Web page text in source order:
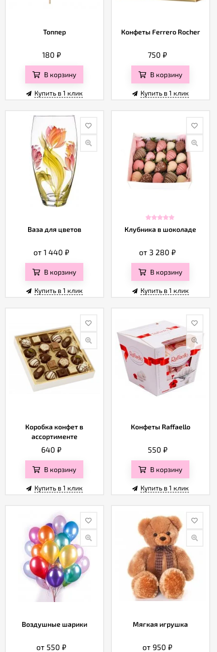
Топпер
180 ₽
В корзину
Купить в 1 клик
Конфеты Ferrero Rocher
750₽
В корзину
Купить в 1 клик
Ваза для цветов
от 1 440₽
В корзину
Купить в 1 клик
Клубника в шоколаде
от 3 280₽
В корзину
Купить в 1 клик
Коробка конфет в
ассортименте
640₽
В корзину
Купить в 1 клик
Конфеты Raffaello
550 ₽
В корзину
Купить в 1 клик
Воздушные шарики
от 550₽
Мягкая игрушка
от 950₽